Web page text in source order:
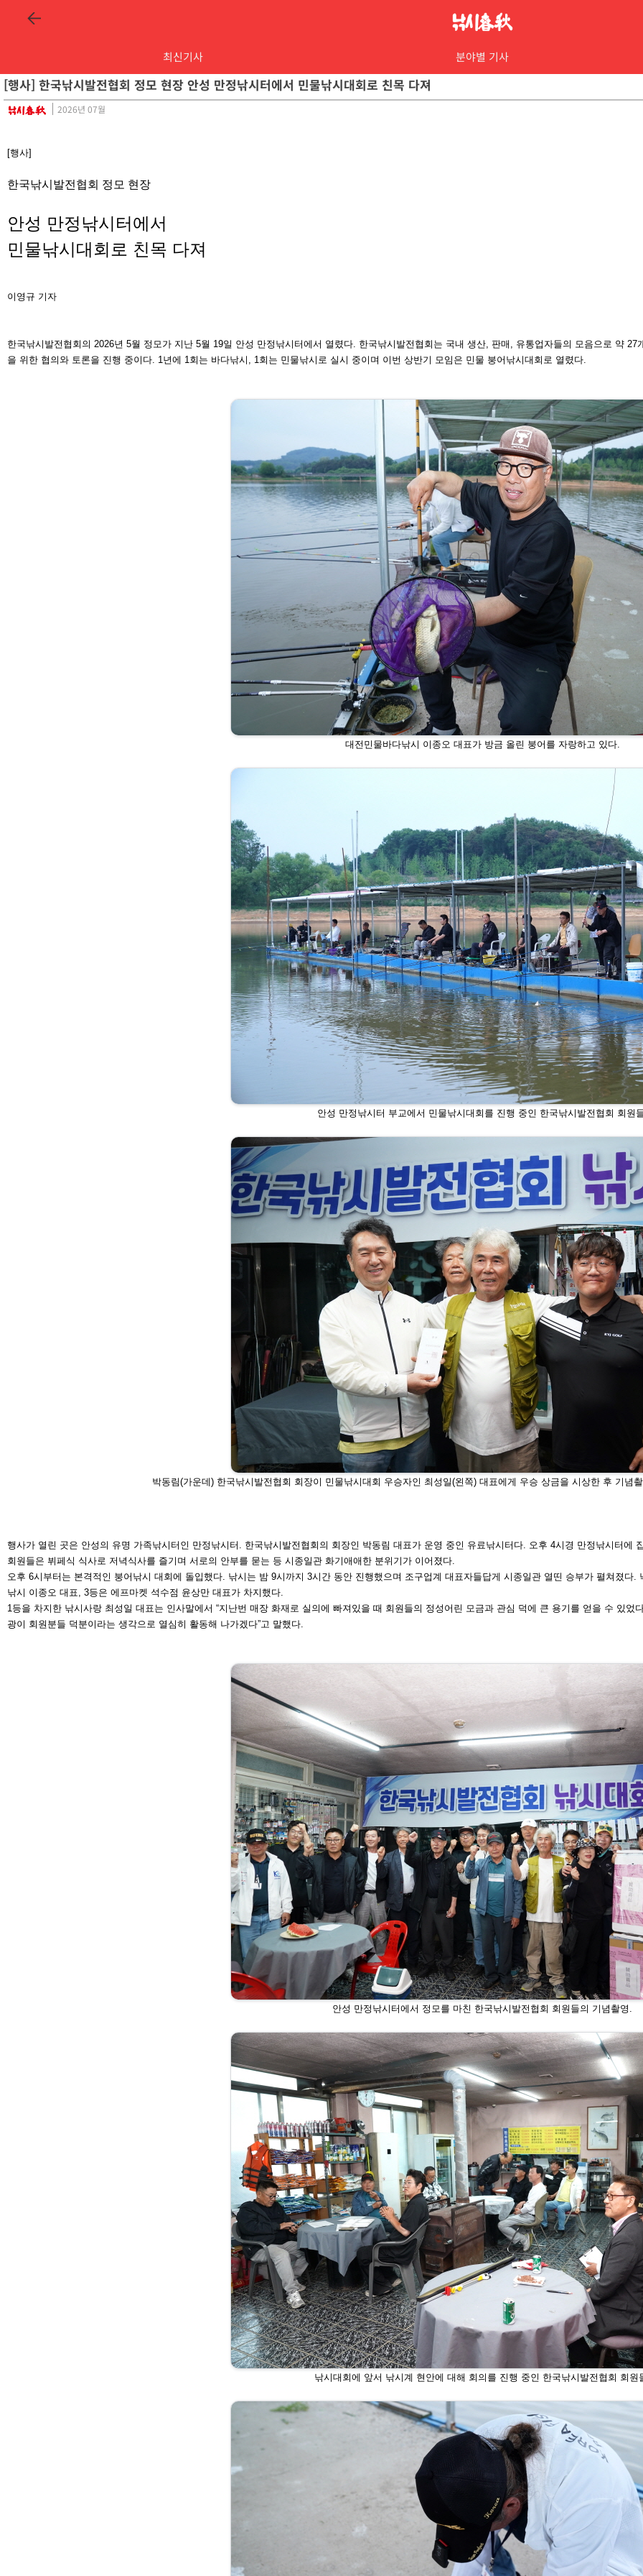
최신기사 분야별 기사
[행사] 한국낚시발전협회 정모 현장 안성 만정낚시터에서 민물낚시대회로 친목 다져
2026년 07월
[행사]
한국낚시발전협회 정모 현장
안성 만정낚시터에서
민물낚시대회로 친목 다져
이영규 기자
한국낚시발전협회의 2026년 5월 정모가 지난 5월 19일 안성 만정낚시터에서 열렸다. 한국낚시발전협 회는 국내 생산, 판매, 유통업자들의 모음으로 약 27
을 위한 협의와 토론을 진행 중이다. 1년에 1회는 바다낚시, 1회는 민물낚시로 실시 중이며 이번 상반기 모임은 민 물 붕어낚시대회로 열렸다.
대전민물바다낚시 이종오 대표가 방금 올린 붕어를 자랑하고 있다.
안성 만정낚시터 부교에서 민물낚시대회를 진행 중인 한국낚시발전협회 회원
박동림(가운데) 한국낚시발전협회 회장이 민물낚시대회 우승자인 최성일(왼쪽) 대표에게 우승 상금을 시상한 후 기념
행사가 열린 곳은 안성의 유명 가족낚시 터인 만정낚시터. 한국낚시발전협회의 회장인 박동림 대표가 운영 중인 유료낚시터다. 오후 4시경 만정낚시터에
회원들은 뷔페식 식사로 저녁식사를 즐기며 서 로의 안부를 묻는 등 시종일관 화기애애 한 분위기가 이어졌다.
오후 6시부터는 본격적인 붕어낚시 대회에 돌입했다. 낚시는 밤 9시까지 3시간 동안 진행했으며 조구업계 대표자들답게 시종일관 열띤 승부가 펼쳐졌다.
낚시 이종오 대표, 3등은 에프마켓 석수점 윤상만 대표가 차지했다.
1등을 차지한 낚시사랑 최성일 대표는 인사말에서 “지난번 매장 화재로 실의에 빠져있을 때 회원들의 정성어린 모금과 관심 덕에 큰 용기를 얻을 수 있었
광이 회원분들 덕분이라는 생각으로 열심히 활동해 나가겠다”고 말했다.
안성 만정낚시터에서 정모를 마친 한국낚시발전협회 회원들의 기념촬영.
낚시대회에 앞서 낚시계 현안에 대해 회의를 진행 중인 한국낚시발전협회 회 원